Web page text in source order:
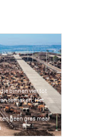
binnen vier tot
te maken. Het
geen gras maar